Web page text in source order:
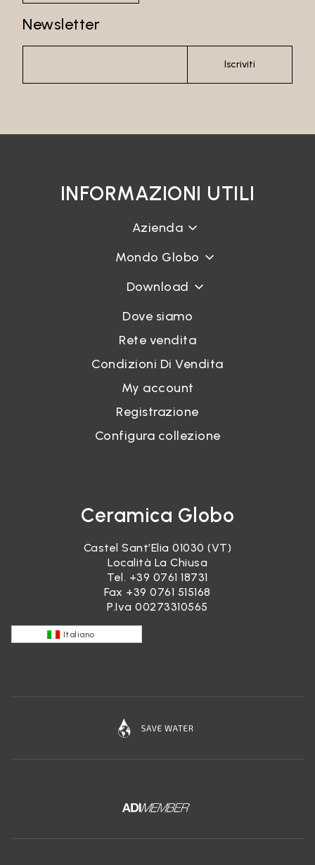
Password
Newsletter
Iscriviti
INFORMAZIONI UTILI
Azienda
Mondo Globo
Download
Dove siamo
Rete vendita
Condizioni Di Vendita
My account
Registrazione
Configura collezione
Ceramica Globo
Castel Sant’Elia 01030 (VT)
Località La Chiusa
Tel. +39 0761 18731
Fax +39 0761 515168
P.Iva 00273310565
Italiano